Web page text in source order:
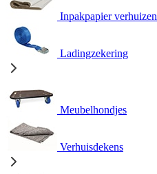
Inpakpapier verhuizen
Ladingzekering
Meubelhondjes
Verhuisdekens